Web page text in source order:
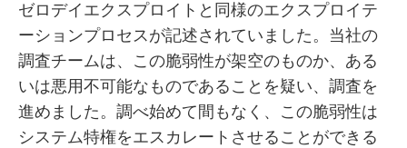
ゼロデイエクスプロイトと同様のエクスプロイテ
ーションプロセスが記述されていました。当社の
調査チームは、この脆弱性が架空のものか、ある
いは悪用不可能なものであることを疑い、調査を
進めました。調べ始めて間もなく、この脆弱性は
システム特権をエスカレートさせることができる